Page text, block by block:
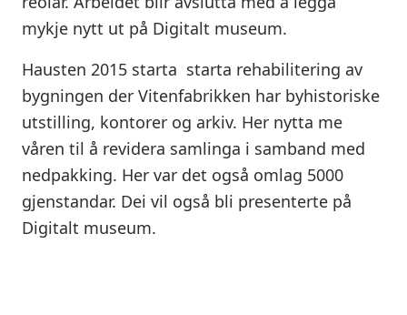
mykje nytt ut på Digitalt museum.
Hausten 2015 starta starta rehabilitering av
bygningen der Vitenfabrikken har byhistoriske
utstilling, kontorer og arkiv. Her nytta me
våren til å revidera samlinga i samband med
nedpakking. Her var det også omlag 5000
gjenstandar. Dei vil også bli presenterte på
Digitalt museum.